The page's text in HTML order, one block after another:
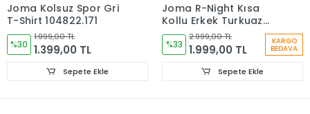
Joma Kolsuz Spor Gri
T-Shirt 104822.171
%30
1.999,00 TL
1.399,00 TL
Sepete Ekle
Joma R-Night Kısa
Kollu Erkek Turkuaz
Koşu Tişörtü
104716.346
%33
2.999,00 TL
1.999,00 TL
KARGO
BEDAVA
Sepete Ekle